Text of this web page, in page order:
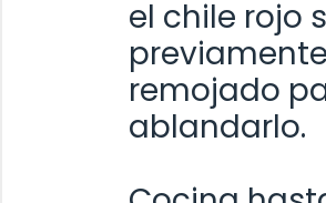
el chile rojo
previamente
remojado
ablandarlo.